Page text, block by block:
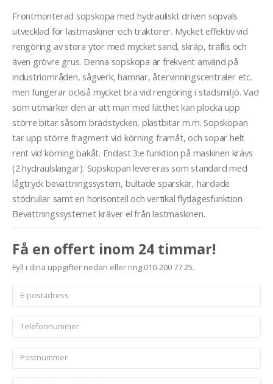
Frontmonterad sopskopa med hydrauliskt driven sopvals
utvecklad för lastmaskiner och traktorer. Mycket effektiv vid
rengöring av stora ytor med mycket sand, skräp, träflis och
även grövre grus. Denna sopskopa är frekvent använd på
industriområden, sågverk, hamnar, återvinningscentraler etc.
men fungerar också mycket bra vid rengöring i stadsmiljö. Vad
som utmärker den är att man med lätthet kan plocka upp
större bitar såsom brädstycken, plastbitar m.m. Sopskopan
tar upp större fragment vid körning framåt, och sopar helt
rent vid körning bakåt. Endast 3:e funktion på maskinen krävs
(2 hydraulslangar). Sopskopan levereras som standard med
lågtryck bevattningssystem, bultade sparskär, härdade
stödrullar samt en horisontell och vertikal flytlägesfunktion.
Bevattningssystemet kräver el från lastmaskinen.
Få en offert inom 24 timmar!
Fyll i dina uppgifter nedan eller ring 010-200 77 25.